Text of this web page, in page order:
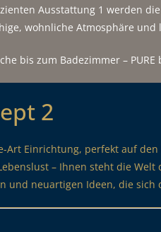
Ausstattung 1 werden
wohnliche Atmosphäre und
bis zum Badezimmer –
2
Art Einrichtung, perfekt auf
– Ihnen steht die
und neuartigen Ideen, die sich